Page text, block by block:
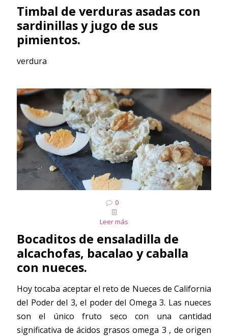
Timbal de verduras asadas con
sardinillas y jugo de sus
pimientos.
verdura
0
Leer más
Bocaditos de ensaladilla de
alcachofas, bacalao y caballa
con nueces.
Hoy tocaba aceptar el reto de Nueces de California
del Poder del 3, el poder del Omega 3. Las nueces
son el único fruto seco con una cantidad
significativa de ácidos grasos omega 3 , de origen